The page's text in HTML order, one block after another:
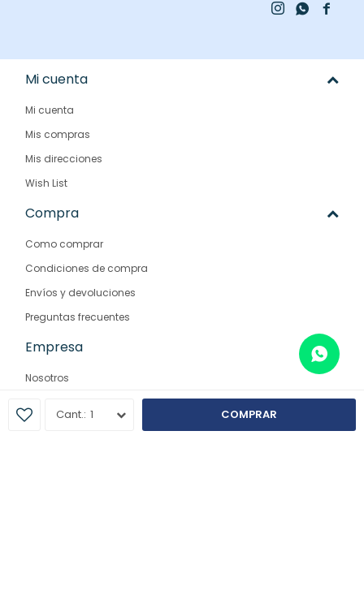
1 COMPRAR

 
Mi cuenta
Mi cuenta
Mis compras
Mis direcciones
Wish List
Compra
Como comprar
Condiciones de compra
Envíos y devoluciones
Preguntas frecuentes
Empresa
Nosotros